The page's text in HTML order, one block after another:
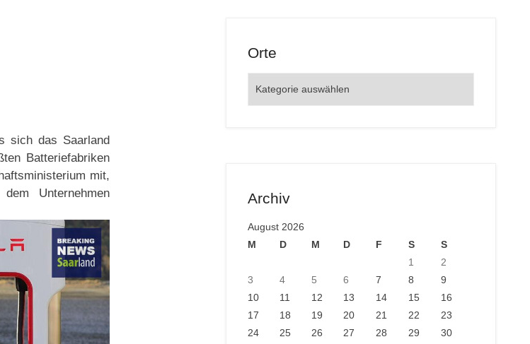
sich das Saarland
Batteriefabriken
mit,
Unternehmen
Orte
Archiv
August 2026
M
D M D F S
S
1
2
3
4 5 6 7 8
9
10
11 12 13 14 15
16
17
18 19 20 21 22
23
24
25 26 27 28 29
30